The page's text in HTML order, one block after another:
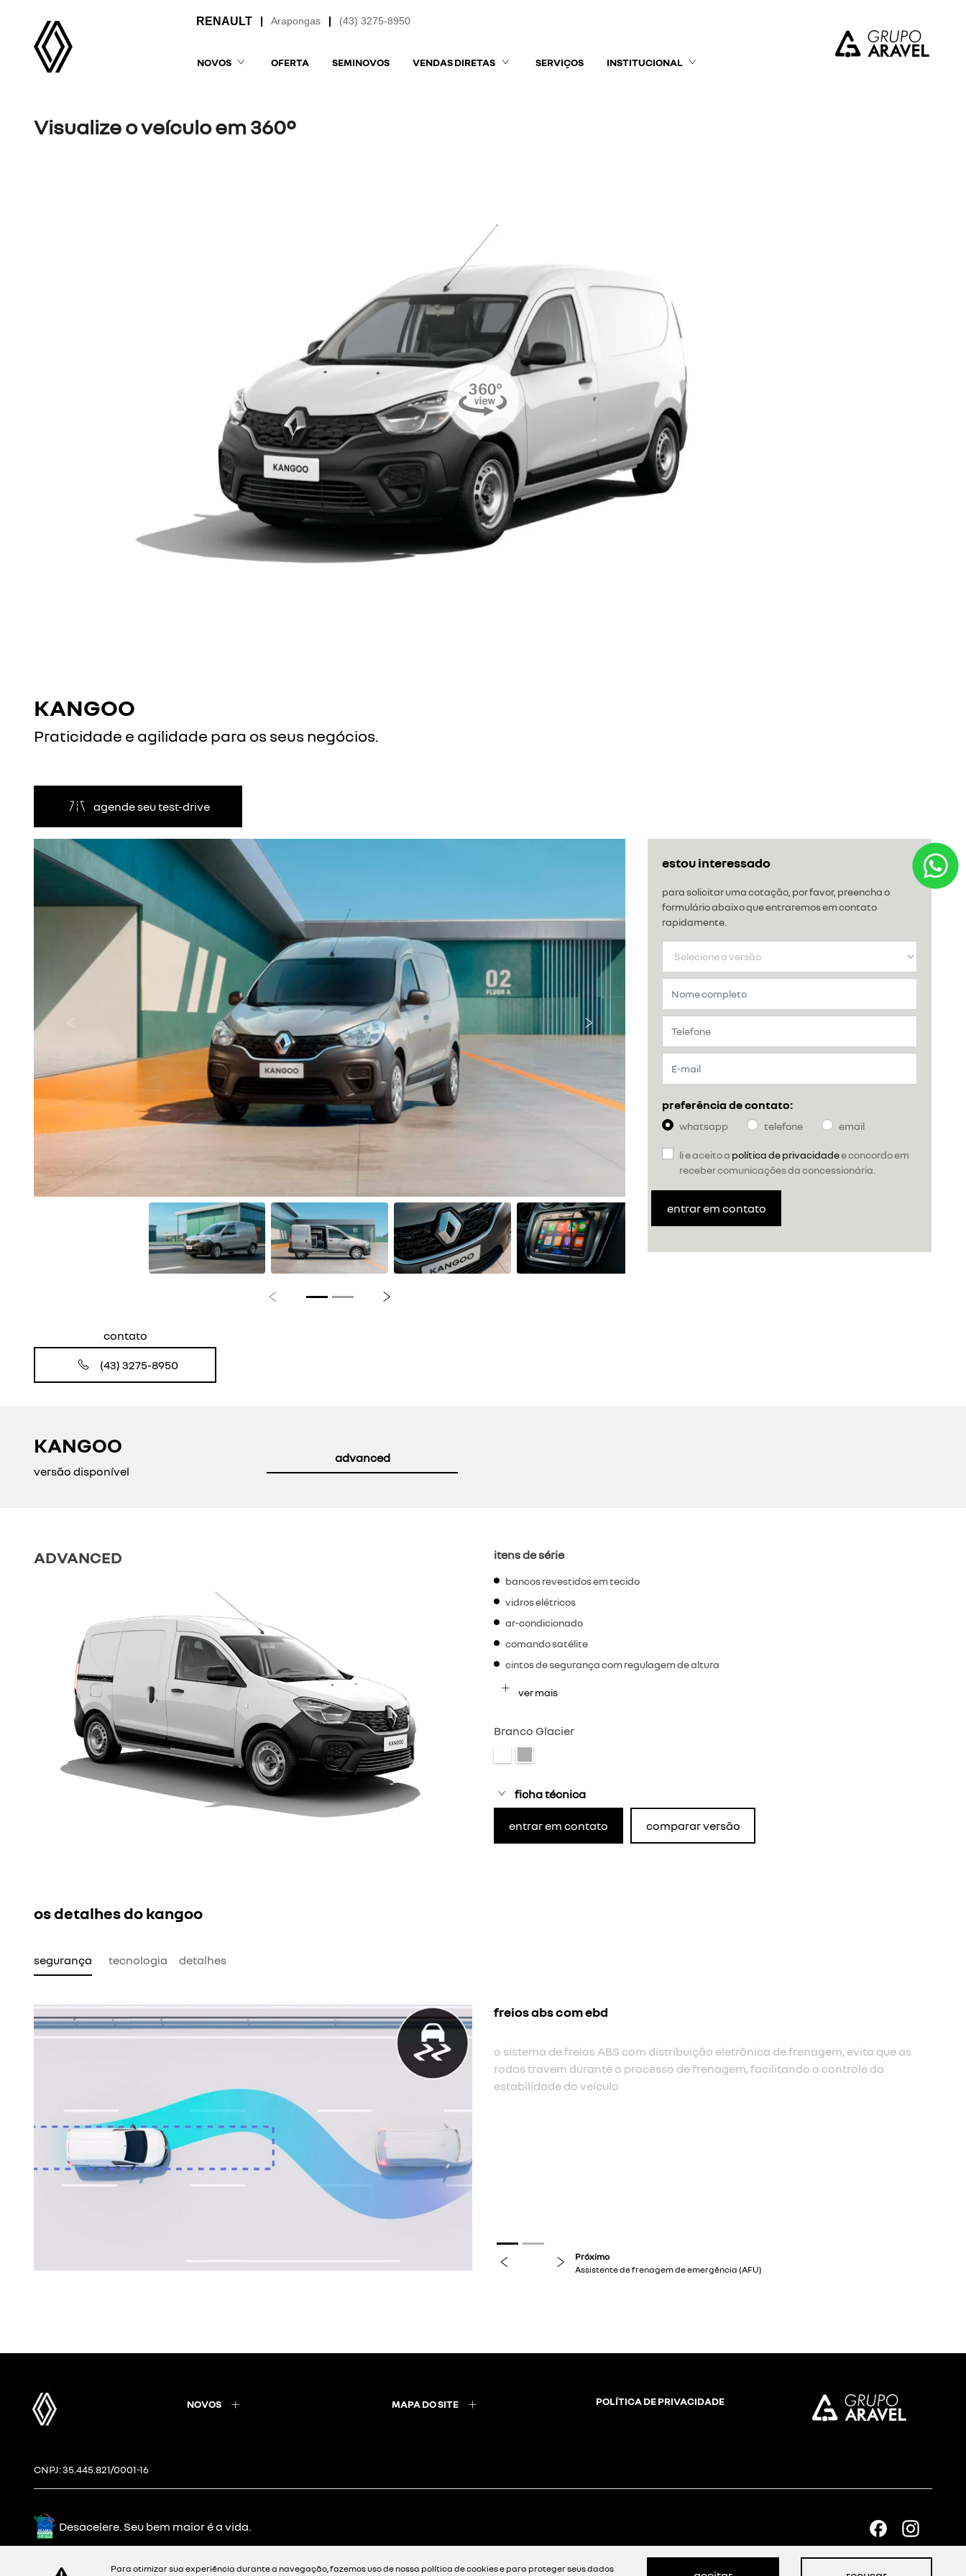
(43) 3275-8950
Arapongas
NOVOS OFERTA SEMINOVOS VENDAS DIRETAS SERVIÇOS INSTITUCIONAL
Visualize o veículo em 360°
KANGOO
Praticidade e agilidade para os seus negócios.
agende seu test-drive
estou interessado
para solicitar uma cotação, por favor, preencha o
formulário abaixo que entraremos em contato
rapidamente.
preferência de contato:
whatsapp telefone email
li e aceito a política de privacidadee concordo em
receber comunicações da concessionária.
entrar em contato
Anterior Próximo
Anterior Próximo
contato
(43) 3275-8950
KANGOO
versão disponível
advanced
ADVANCED itens de série
bancos revestidos em tecido
vidros elétricos
ar-condicionado
comando satélite
cintos de segurança com regulagem de altura
ver mais
Branco Glacier
ficha técnica
entrar em contato comparar versão
os detalhes do kangoo
segurança tecnologia detalhes
assistente de frenagem de emergência (afu)
A assistência à frenagem de emergência é acionado e amplifica a
quando o motorista passa muito rapidamente entre o acelerador e o
freio
NOVOS MAPA DO SITE POLÍTICA DE PRIVACIDADE
CNPJ: 35.445.821/0001-16
Desacelere. Seu bem maior é a vida.
Para otimizar sua experiência durante a navegação, fazemos uso de nossa política de cookies e para proteger seus dados